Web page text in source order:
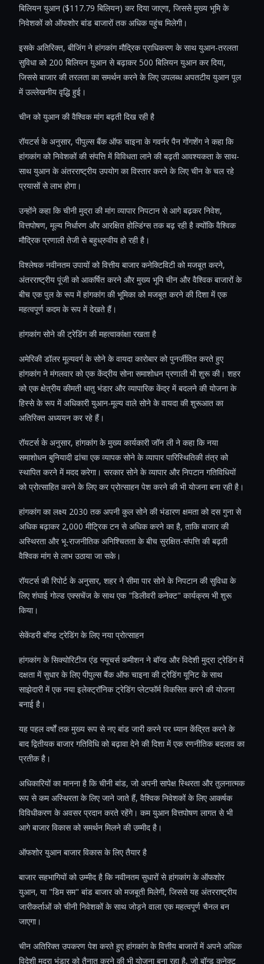
बिलियन युआन ($117.79 बिलियन) कर दिया जाएगा, जिससे मुख्य भूमि के
निवेशकों को ऑफशोर बांड बाजारों तक अधिक पहुंच मिलेगी।
इसके अतिरिक्त, बीजिंग ने हांगकांग मौद्रिक प्राधिकरण के साथ युआन-तरलता
सुविधा को 200 बिलियन युआन से बढ़ाकर 500 बिलियन युआन कर दिया,
जिससे बाजार की तरलता का समर्थन करने के लिए उपलब्ध अपतटीय युआन पूल
में उल्लेखनीय वृद्धि हुई।
चीन को युआन की वैश्विक मांग बढ़ती दिख रही है
रॉयटर्स के अनुसार, पीपुल्स बैंक ऑफ चाइना के गवर्नर पैन गोंगशेंग ने कहा कि
हांगकांग को निवेशकों की संपत्ति में विविधता लाने की बढ़ती आवश्यकता के साथ-
साथ युआन के अंतरराष्ट्रीय उपयोग का विस्तार करने के लिए चीन के चल रहे
प्रयासों से लाभ होगा।
उन्होंने कहा कि चीनी मुद्रा की मांग व्यापार निपटान से आगे बढ़कर निवेश,
वित्तपोषण, मूल्य निर्धारण और आरक्षित होल्डिंग्स तक बढ़ रही है क्योंकि वैश्विक
मौद्रिक प्रणाली तेजी से बहुध्रुवीय हो रही है।
विश्लेषक नवीनतम उपायों को वित्तीय बाजार कनेक्टिविटी को मजबूत करने,
अंतरराष्ट्रीय पूंजी को आकर्षित करने और मुख्य भूमि चीन और वैश्विक बाजारों के
बीच एक पुल के रूप में हांगकांग की भूमिका को मजबूत करने की दिशा में एक
महत्वपूर्ण कदम के रूप में देखते हैं।
हांगकांग सोने की ट्रेडिंग की महत्वाकांक्षा रखता है
अमेरिकी डॉलर मूल्यवर्ग के सोने के वायदा कारोबार को पुनर्जीवित करते हुए
हांगकांग ने मंगलवार को एक केंद्रीय सोना समाशोधन प्रणाली भी शुरू की। शहर
को एक क्षेत्रीय कीमती धातु भंडार और व्यापारिक केंद्र में बदलने की योजना के
हिस्से के रूप में अधिकारी युआन-मूल्य वाले सोने के वायदा की शुरूआत का
अतिरिक्त अध्ययन कर रहे हैं।
रॉयटर्स के अनुसार, हांगकांग के मुख्य कार्यकारी जॉन ली ने कहा कि नया
समाशोधन बुनियादी ढांचा एक व्यापक सोने के व्यापार पारिस्थितिकी तंत्र को
स्थापित करने में मदद करेगा। सरकार सोने के व्यापार और निपटान गतिविधियों
को प्रोत्साहित करने के लिए कर प्रोत्साहन पेश करने की भी योजना बना रही है।
हांगकांग का लक्ष्य 2030 तक अपनी कुल सोने की भंडारण क्षमता को दस गुना से
अधिक बढ़ाकर 2,000 मीट्रिक टन से अधिक करने का है, ताकि बाजार की
अस्थिरता और भू-राजनीतिक अनिश्चितता के बीच सुरक्षित-संपत्ति की बढ़ती
वैश्विक मांग से लाभ उठाया जा सके।
रॉयटर्स की रिपोर्ट के अनुसार, शहर ने सीमा पार सोने के निपटान की सुविधा के
लिए शंघाई गोल्ड एक्सचेंज के साथ एक "डिलीवरी कनेक्ट" कार्यक्रम भी शुरू
किया।
सेकेंडरी बॉन्ड ट्रेडिंग के लिए नया प्रोत्साहन
हांगकांग के सिक्योरिटीज एंड फ्यूचर्स कमीशन ने बॉन्ड और विदेशी मुद्रा ट्रेडिंग में
दक्षता में सुधार के लिए पीपुल्स बैंक ऑफ चाइना की ट्रेडिंग यूनिट के साथ
साझेदारी में एक नया इलेक्ट्रॉनिक ट्रेडिंग प्लेटफॉर्म विकसित करने की योजना
बनाई है।
यह पहल वर्षों तक मुख्य रूप से नए बांड जारी करने पर ध्यान केंद्रित करने के
बाद द्वितीयक बाजार गतिविधि को बढ़ावा देने की दिशा में एक रणनीतिक बदलाव का
प्रतीक है।
अधिकारियों का मानना ​​है कि चीनी बांड, जो अपनी सापेक्ष स्थिरता और तुलनात्मक
रूप से कम अस्थिरता के लिए जाने जाते हैं, वैश्विक निवेशकों के लिए आकर्षक
विविधीकरण के अवसर प्रदान करते रहेंगे। कम युआन वित्तपोषण लागत से भी
आगे बाजार विकास को समर्थन मिलने की उम्मीद है।
ऑफशोर युआन बाजार विकास के लिए तैयार है
बाजार सहभागियों को उम्मीद है कि नवीनतम सुधारों से हांगकांग के ऑफशोर
युआन, या "डिम सम" बांड बाजार को मजबूती मिलेगी, जिससे यह अंतरराष्ट्रीय
जारीकर्ताओं को चीनी निवेशकों के साथ जोड़ने वाला एक महत्वपूर्ण चैनल बन
जाएगा।
चीन अतिरिक्त उपकरण पेश करते हुए हांगकांग के वित्तीय बाजारों में अपने अधिक
विदेशी मुद्रा भंडार को तैनात करने की भी योजना बना रहा है, जो बॉन्ड कनेक्ट